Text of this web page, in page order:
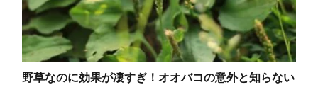
野草なのに効果が凄すぎ！オオバコの意外と知らない